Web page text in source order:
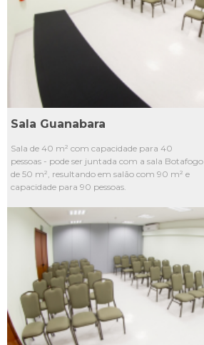
L4
L5
Sala Guanabara
Sala de 40 m² com capacidade para 40
pessoas - pode ser juntada com a sala Botafogo
de 50 m², resultando em salão com 90 m² e
capacidade para 90 pessoas.
L1
L2
L3
L4